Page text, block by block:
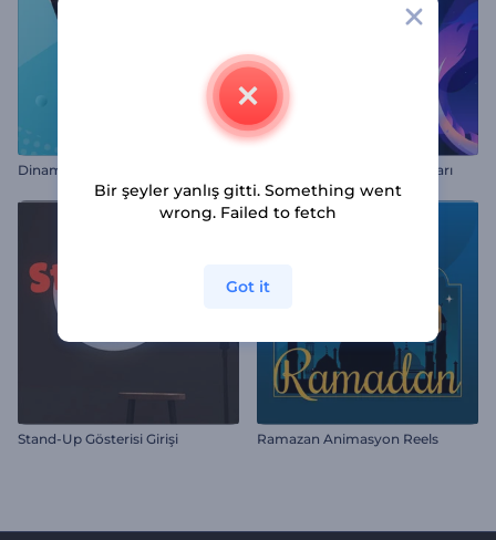
Dinamik Kurumsal Sunumlar Fener Festivali Animasyonları
Stand-Up Gösterisi Girişi Ramazan Animasyon Reels
Bir şeyler yanlış gitti. Something went
wrong. Failed to fetch
Got it